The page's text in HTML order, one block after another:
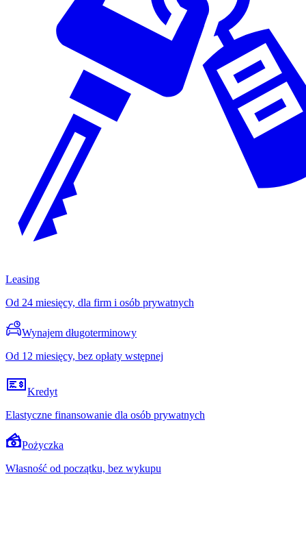
Leasing
Od 24 miesięcy, dla firm i osób prywatnych
Wynajem długoterminowy
Od 12 miesięcy, bez opłaty wstępnej
Kredyt
Elastyczne finansowanie dla osób prywatnych
Pożyczka
Własność od początku, bez wykupu